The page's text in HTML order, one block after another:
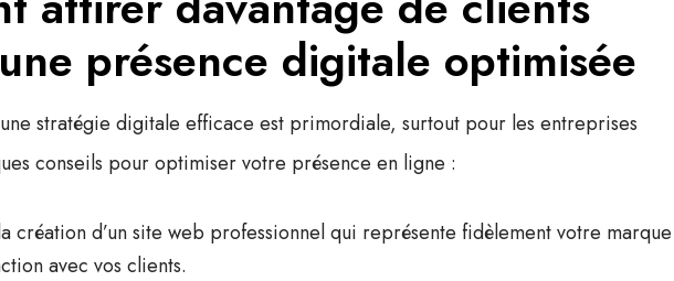
présence digitale optimisée
stratégie digitale efficace est primordiale, surtout pour les entreprises
conseils pour optimiser votre présence en ligne :
création d’un site web professionnelqui représente fidèlement votre marque
avec vos clients.